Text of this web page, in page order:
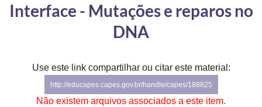
Controladoria-Geral da União
Secretaria-Geral
Interface - Mutações e reparos no
DNA
Use este link compartilhar ou citar este material:
http://educapes.capes.gov.br/handle/capes/188825
Não existem arquivos associados a este item.